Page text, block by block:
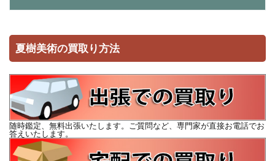
夏樹美術の買取り方法
随時鑑定、無料出張いたします。ご質問など、専門家が直接お電話でお
答えいたします。